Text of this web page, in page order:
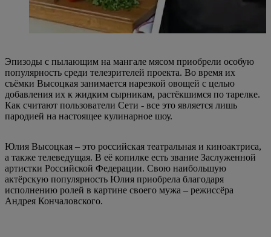
Эпизоды с пылающим на мангале мясом приобрели особую
популярность среди телезрителей проекта. Во время их
съёмки Высоцкая занимается нарезкой овощей с целью
добавления их к жидким сырникам, растёкшимся по тарелке.
Как считают пользователи Сети - все это является лишь
пародией на настоящее кулинарное шоу.
Юлия Высоцкая – это российская театральная и киноактриса,
а также телеведущая. В её копилке есть звание Заслуженной
артистки Российской Федерации. Свою наибольшую
актёрскую популярность Юлия приобрела благодаря
исполнению ролей в картине своего мужа – режиссёра
Андрея Кончаловского.